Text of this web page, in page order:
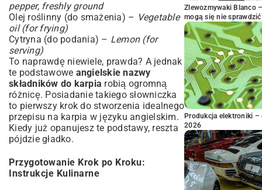
pepper, freshly ground
Olej roślinny (do smażenia) – Vegetable
oil (for frying)
Cytryna (do podania) – Lemon (for
serving)
To naprawdę niewiele, prawda? A jednak
te podstawowe angielskie nazwy
składników do karpia robią ogromną
różnicę. Posiadanie takiego słowniczka
to pierwszy krok do stworzenia idealnego
przepisu na karpia w języku angielskim.
Kiedy już opanujesz te podstawy, reszta
pójdzie gładko.
Przygotowanie Krok po Kroku:
Instrukcje Kulinarne
Zlewozmywaki Blanco
mogą się nie
Produkcja elektroniki –
2026